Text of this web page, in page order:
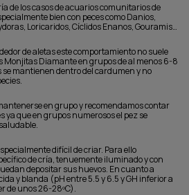
de los casos de acuarios comunitarios de
bien con peces como Danios,
Loricaridos, Cíclidos Enanos, Gouramis…
de aletas este comportamiento no suele
Diamante en grupos de al menos 6-8
mantienen dentro del cardumen y no
en grupo y recomendamos contar
ya que en grupos numerosos el pez se
difícil de criar. Para ello
de cría, tenuemente iluminado y con
depositar sus huevos. En cuanto a
y blanda (pH entre 5.5 y 6.5 y GH inferior a
de unos 26-28ºC).